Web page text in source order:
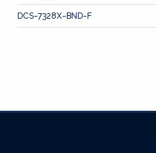
DCS-7328X-BND-F